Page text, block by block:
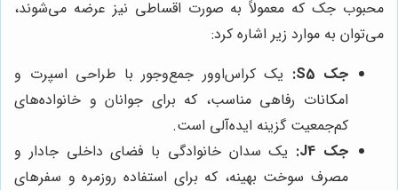
محبوب جک که معمولاً به صورت اقساطی نیز عرضه می‌شوند،
می‌توان به موارد زیر اشاره کرد:
جک S5:
یک کراس‌اوور جمع‌وجور با طراحی اسپرت و
امکانات رفاهی مناسب، که برای جوانان و خانواده‌های
کم‌جمعیت گزینه ایده‌آلی است.
جک J4:
یک سدان خانوادگی با فضای داخلی جادار و
مصرف سوخت بهینه، که برای استفاده روزمره و سفرهای